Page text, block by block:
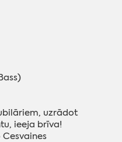
uzrādot
ieeja brīva!